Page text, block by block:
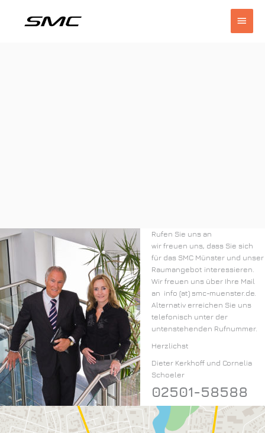
springen
Rufen Sie uns an
wir freuen uns, dass Sie sich
für das SMC Münster und unser
Raumangebot interessieren.
Wir freuen uns über Ihre Mail
an info (at) smc-muenster.de.
Alternativ erreichen Sie uns
telefonisch unter der
untenstehenden Rufnummer.
Herzlichst
Dieter Kerkhoff und Cornelia
Schoeler
02501-58588